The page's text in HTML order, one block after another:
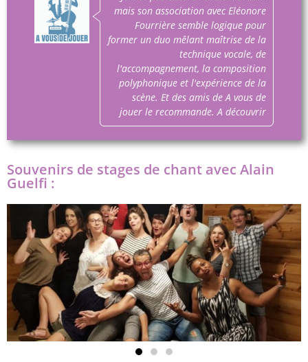
mais son association avec Eléonore
Fourrière semble logique pour
former un duo mêlant maîtrise de la
technique vocale, de
l'accompagnement, la composition
polyphonique et l'expérience de la
scène. Et des amis de A vous de
jouer le recommande. A découvrir
Souvenirs de stages de chant avec Alain
Guelfi :